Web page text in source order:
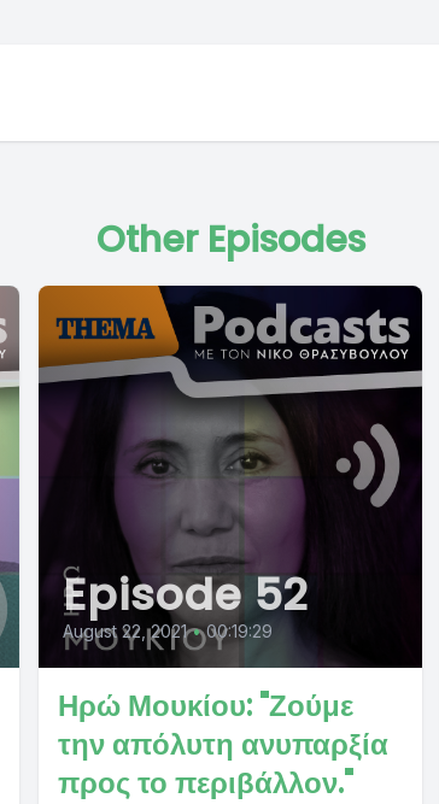
Other Episodes
Episode 52
August 22, 2021 • 00:19:29
Ηρώ Μουκίου: "Ζούμε
την απόλυτη ανυπαρξία
προς το περιβάλλον."